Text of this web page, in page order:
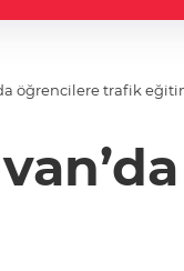
öğrencilere trafik